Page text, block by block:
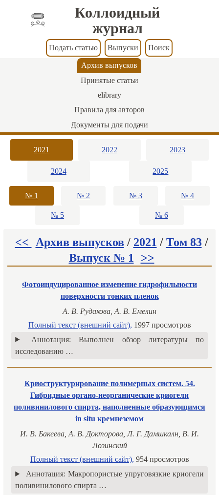
Коллоидный
журнал
Подать статью Выпуски Поиск
Архив выпусков
Принятые статьи
elibrary
Правила для авторов
Документы для подачи
2021 2022 2023
2024 2025
№ 1 № 2 № 3 № 4
№ 5 № 6
<< Архив выпусков/ 2021 / Том 83/
Выпуск № 1
>>
Фотоиндуцированное изменение гидрофильности
поверхности тонких пленок
А. В. Рудакова, А. В. Емелин
Полный текст (внешний сайт), 1997 просмотров
Аннотация:Выполнен обзор литературы по
исследованию …
Криоструктурирование полимерных систем. 54.
Гибридные органо-неорганические криогели
поливинилового спирта, наполненные образующимся
in situ кремнеземом
И. В. Бакеева, А. В. Докторова, Л. Г. Дамшкалн, В. И.
Лозинский
Полный текст (внешний сайт), 954 просмотров
Аннотация: Макропористые упруговязкие криогели
поливинилового спирта …